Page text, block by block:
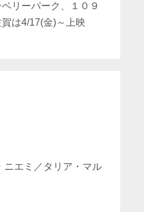
リーパーク、１０９
は4/17(金)～上映
ニエミ／タリア・マル